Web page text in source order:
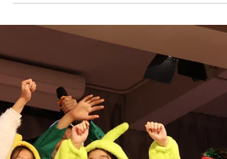
行遊記中的探索腳印 🗣️ 學習日記的點滴進步 🏠
庭趣事的溫馨記錄 這些不單是功課，而是孩子們
索自我、連接世界、表達情感的地方。每一份都是
獨一無二的創作和探索記錄。✨ #CPS
#creativeprimaryschool #活學啓思 #ibworldschool
#ieschool #BBL #cpspyp #empoweryourself
#createyourfuture #futurekids